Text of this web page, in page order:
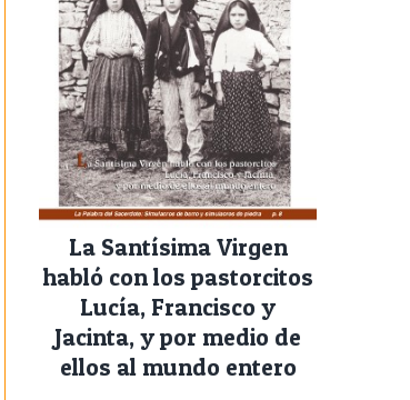
La Santísima Virgen
habló con los pastorcitos
Lucía, Francisco y
Jacinta, y por medio de
ellos al mundo entero